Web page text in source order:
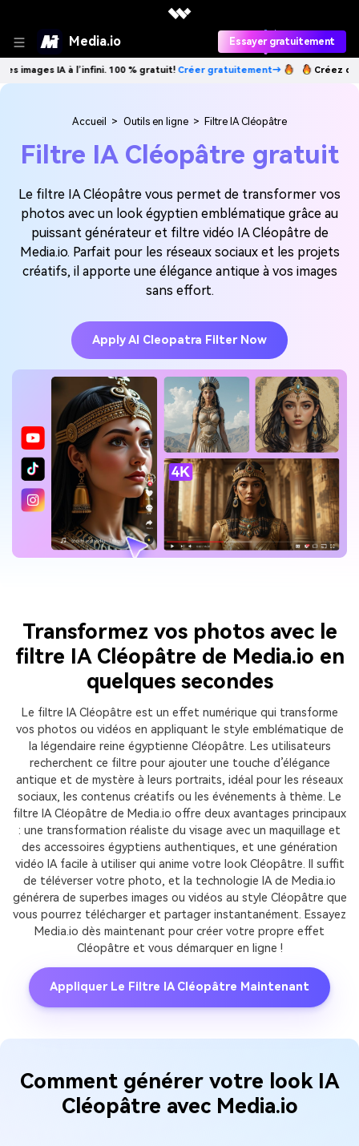
Media.io Essayer gratuitement
IA à l’infini. 100 % gratuit!Créer gratuitement→ Créez des
Accueil > Outils en ligne > Filtre IA Cléopâtre
Filtre IA Cléopâtre gratuit
Le filtre IA Cléopâtre vous permet de transformer vos
photos avec un look égyptien emblématique grâce au
puissant générateur et filtre vidéo IA Cléopâtre de
Media.io. Parfait pour les réseaux sociaux et les projets
créatifs, il apporte une élégance antique à vos images
sans effort.
Apply AI Cleopatra Filter Now
Transformez vos photos avec le
filtre IA Cléopâtre de Media.io en
quelques secondes
Le filtre IA Cléopâtre est un effet numérique qui transforme
vos photos ou vidéos en appliquant le style emblématique de
la légendaire reine égyptienne Cléopâtre. Les utilisateurs
recherchent ce filtre pour ajouter une touche d’élégance
antique et de mystère à leurs portraits, idéal pour les réseaux
sociaux, les contenus créatifs ou les événements à thème. Le
filtre IA Cléopâtre de Media.io offre deux avantages principaux
: une transformation réaliste du visage avec un maquillage et
des accessoires égyptiens authentiques, et une génération
vidéo IA facile à utiliser qui anime votre look Cléopâtre. Il suffit
de téléverser votre photo, et la technologie IA de Media.io
générera de superbes images ou vidéos au style Cléopâtre que
vous pourrez télécharger et partager instantanément. Essayez
Media.io dès maintenant pour créer votre propre effet
Cléopâtre et vous démarquer en ligne !
Appliquer Le Filtre IA Cléopâtre Maintenant
Comment générer votre look IA
Cléopâtre avec Media.io